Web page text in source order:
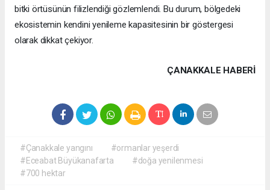
bitki örtüsünün filizlendiği gözlemlendi. Bu durum, bölgedeki
ekosistemin kendini yenileme kapasitesinin bir göstergesi
olarak dikkat çekiyor.
ÇANAKKALE HABERİ
#Çanakkale yangını
#ormanlar yeşerdi
#Eceabat Büyükanafarta
#doğa yenilenmesi
#700 hektar